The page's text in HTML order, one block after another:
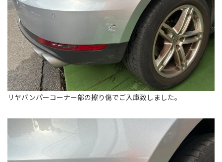
リヤバンパーコーナー部の擦り傷でご入庫致しました。